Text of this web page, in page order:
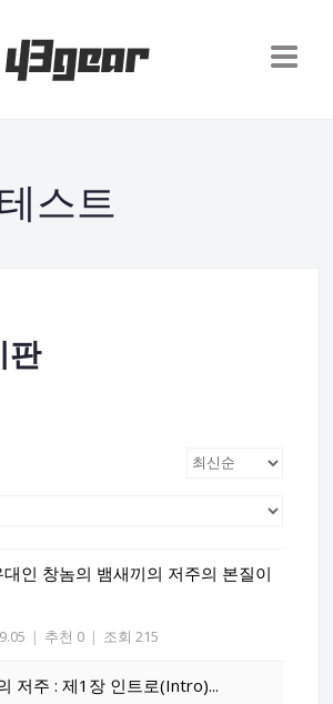
스트
판
인 창놈의 뱀새끼의 저주의 본질이
| 추천 0 | 조회 215
저주 : 제1장 인트로(Intro)...